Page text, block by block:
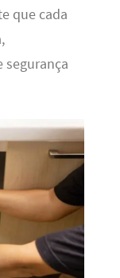
que cada